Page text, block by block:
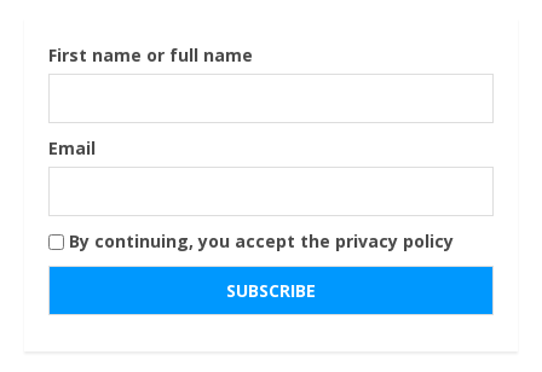
First name or full name
Email
By continuing, you accept the privacy policy